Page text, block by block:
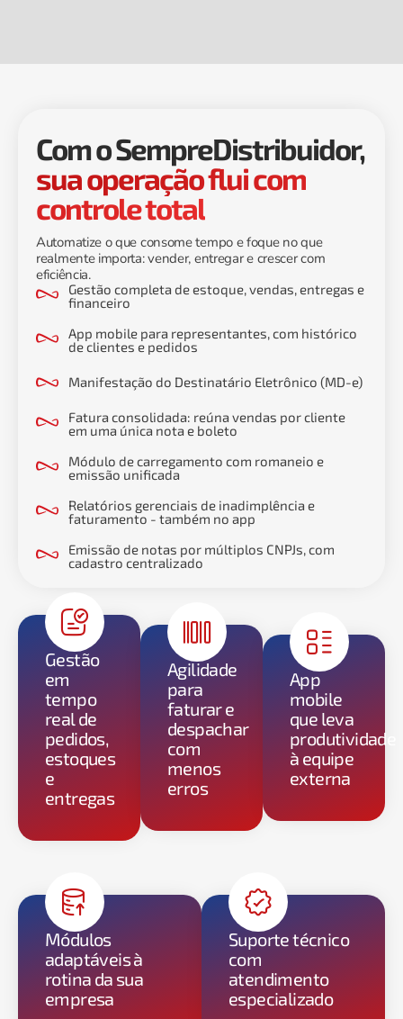
Com o SempreDistribuidor,
sua operação flui com
controle total
Automatize o que consome tempo e foque no que
realmente importa: vender, entregar e crescer com
eficiência.
Gestão completa de estoque, vendas, entregas e
financeiro
App mobile para representantes, com histórico
de clientes e pedidos
Manifestação do Destinatário Eletrônico (MD-e)
Fatura consolidada: reúna vendas por cliente
em uma única nota e boleto
Módulo de carregamento com romaneio e
emissão unificada
Relatórios gerenciais de inadimplência e
faturamento - também no app
Emissão de notas por múltiplos CNPJs, com
cadastro centralizado
Gestão
em
tempo
real de
pedidos,
estoques
e
entregas
Agilidade
para
faturar e
despachar
com
menos
erros
App
mobile
que leva
produtividade
à equipe
externa
Módulos
adaptáveis à
rotina da sua
empresa
Suporte técnico
com
atendimento
especializado